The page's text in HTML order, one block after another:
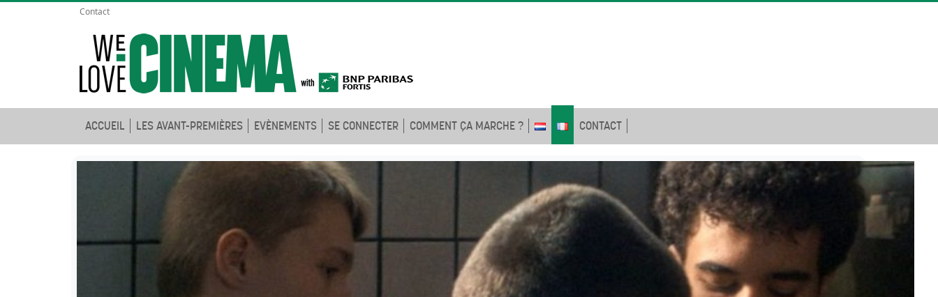
Contact
ACCUEIL LES AVANT-PREMIÈRES EVÈNEMENTS SE CONNECTER COMMENT ÇA MARCHE ? CONTACT